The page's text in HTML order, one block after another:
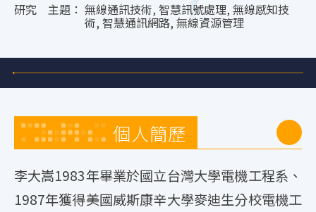
研究 主題： 無線通訊技術, 智慧訊號處理, 無線感知技
術, 智慧通訊網路, 無線資源管理
個人簡歷
李大嵩1983年畢業於國立台灣大學電機工程系、
1987年獲得美國威斯康辛大學麥迪生分校電機工